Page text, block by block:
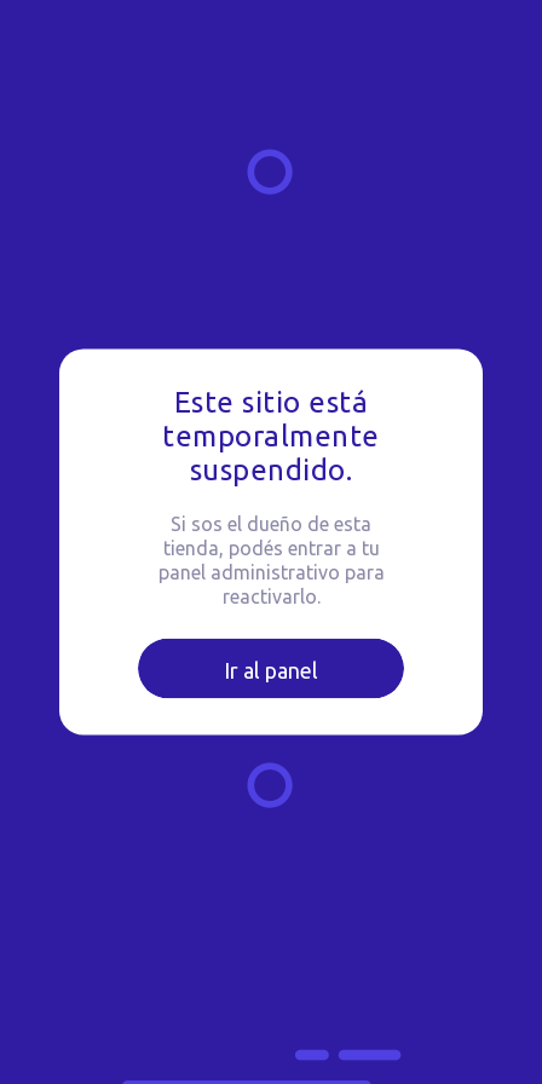
Este sitio está
temporalmente
suspendido.
Si sos el dueño de esta
tienda, podés entrar a tu
panel administrativo para
reactivarlo.
Ir al panel